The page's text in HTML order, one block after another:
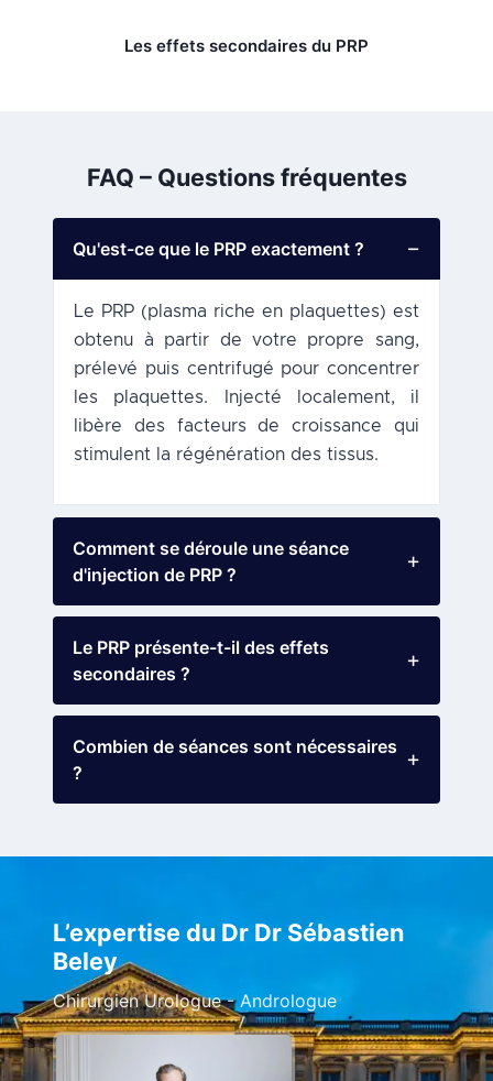
Les effets secondaires du PRP
FAQ – Questions fréquentes
Qu'est-ce que le PRP exactement ?
Le PRP (plasma riche en plaquettes) est
obtenu à partir de votre propre sang,
prélevé puis centrifugé pour concentrer
les plaquettes. Injecté localement, il
libère des facteurs de croissance qui
stimulent la régénération des tissus.
Comment se déroule une séance
d'injection de PRP ?
Le PRP présente-t-il des effets
secondaires ?
Combien de séances sont nécessaires
?
L’expertise du Dr Dr Sébastien
Beley
Chirurgien Urologue - Andrologue